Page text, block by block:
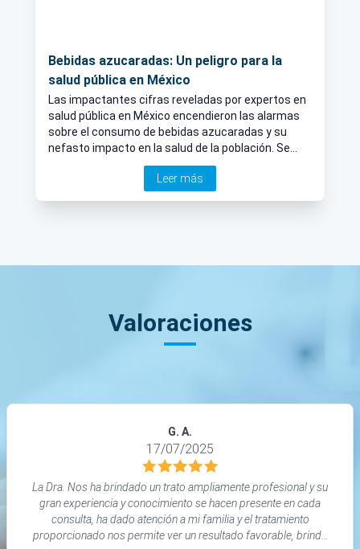
Bebidas azucaradas: Un peligro para la
salud pública en México
Las impactantes cifras reveladas por expertos en
salud pública en México encendieron las alarmas
sobre el consumo de bebidas azucaradas y su
nefasto impacto en la salud de la población. Se
estima que estas bebidas son la causa de más de
40 mil muertes anuales.Leer más
Valoraciones
G. A.
17/07/2025
La Dra. Nos ha brindado un trato ampliamente profesional y su
gran experiencia y conocimiento se hacen presente en cada
consulta, ha dado atención a mi familia y el tratamiento
proporcionado nos permite ver un resultado favorable, brinda